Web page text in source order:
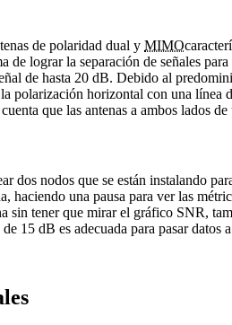
de polaridad dual y MIMO
lograr la separación de señales
de hasta 20 dB. Debido al
polarización horizontal con una
que las antenas a ambos lados
nodos que se están instalando
haciendo una pausa para ver las
sin tener que mirar el gráfico SNR,
15 dB es adecuada para pasar datos